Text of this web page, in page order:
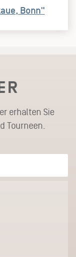
Bonn"
erhalten Sie
Tourneen.